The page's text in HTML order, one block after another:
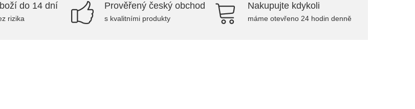
do 14 dní
rizika
Prověřený český obchod
s kvalitními produkty
Nakupujte kdykoli
máme otevřeno 24 hodin denně